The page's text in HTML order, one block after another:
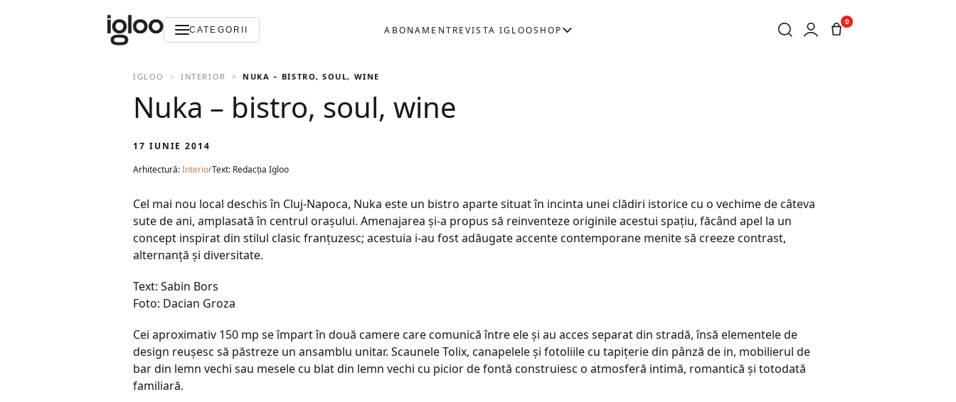
CATEGORII ABONAMENTREVISTA IGLOOSHOP
0
IGLOO INTERIOR NUKA – BISTRO, SOUL, WINE
Nuka – bistro, soul, wine
17 IUNIE 2014
Arhitectură:InteriorText: Redacția Igloo
Cel mai nou local deschis în Cluj-Napoca, Nuka este un bistro aparte situat în incinta unei clădiri istorice cu o vechime de câteva
sute de ani, amplasată în centrul oraşului. Amenajarea şi-a propus să reinventeze originile acestui spaţiu, făcând apel la un
concept inspirat din stilul clasic franţuzesc; acestuia i-au fost adăugate accente contemporane menite să creeze contrast,
alternanţă şi diversitate.
Text: Sabin Bors
Foto: Dacian Groza
Cei aproximativ 150 mp se împart în două camere care comunică între ele şi au acces separat din stradă, însă elementele de
design reuşesc să păstreze un ansamblu unitar. Scaunele Tolix, canapelele şi fotoliile cu tapiţerie din pânză de in, mobilierul de
bar din lemn vechi sau mesele cu blat din lemn vechi cu picior de fontă construiesc o atmosferă intimă, romantică şi totodată
familiară.